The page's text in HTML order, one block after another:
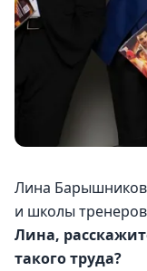
Лина
и школы
Лина,
такого труда?